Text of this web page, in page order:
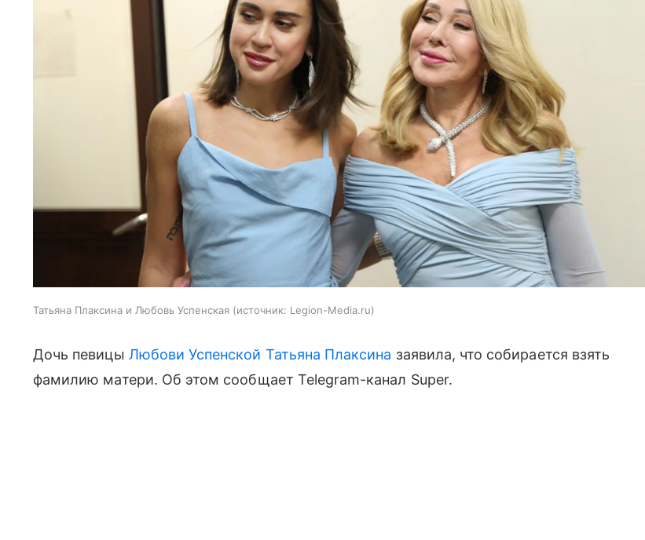
Татьяна Плаксина и Любовь Успенская источник: Legion-Media.ru
Дочь певицы Любови Успенской Татьяна Плаксина заявила, что собирается взять
фамилию матери. Об этом сообщает Telegram-канал Super.